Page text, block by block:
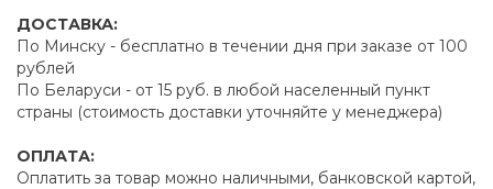
ДОСТАВКА:
По Минску - бесплатно в течении дня при заказе от 100
рублей
По Беларуси - от 15 руб. в любой населенный пункт
страны (стоимость доставки уточняйте у менеджера)
ОПЛАТА:
Оплатить за товар можно наличными, банковской картой,